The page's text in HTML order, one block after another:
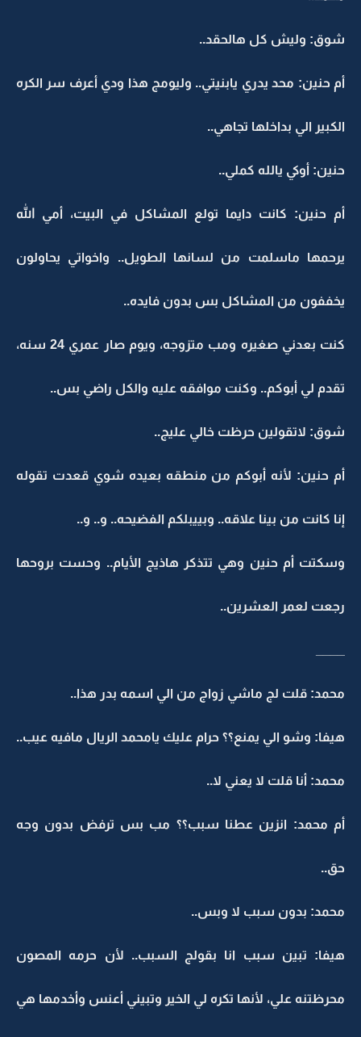
شوق: وليش كل هالحقد..
أم حنين: محد يدري يابنيتي.. وليومج هذا ودي أعرف سر الكره
الكبير الي بداخلها تجاهي..
حنين: أوكي يالله كملي..
أم حنين: كانت دايما تولع المشاكل في البيت، أمي الله
يرحمها ماسلمت من لسانها الطويل.. واخواتي يحاولون
يخففون من المشاكل بس بدون فايده..
كنت بعدني صغيره ومب متزوجه، ويوم صار عمري 24 سنه،
تقدم لي أبوكم.. وكنت موافقه عليه والكل راضي بس..
شوق: لاتقولين حرظت خالي عليج..
أم حنين: لأنه أبوكم من منطقه بعيده شوي قعدت تقوله
إنا كانت من بينا علاقه.. وبييبلكم الفضيحه.. و.. و..
وسكتت أم حنين وهي تتذكر هاذيج الأيام.. وحست بروحها
رجعت لعمر العشرين..
محمد: قلت لج ماشي زواج من الي اسمه بدر هذا..
هيفا: وشو الي يمنع؟؟ حرام عليك يامحمد الريال مافيه عيب..
محمد: أنا قلت لا يعني لا..
أم محمد: انزين عطنا سبب؟؟ مب بس ترفض بدون وجه
حق..
محمد: بدون سبب لا وبس..
هيفا: تبين سبب انا بقولج السبب.. لأن حرمه المصون
محرظتنه علي، لأنها تكره لي الخير وتبيني أعنس وأخدمها هي